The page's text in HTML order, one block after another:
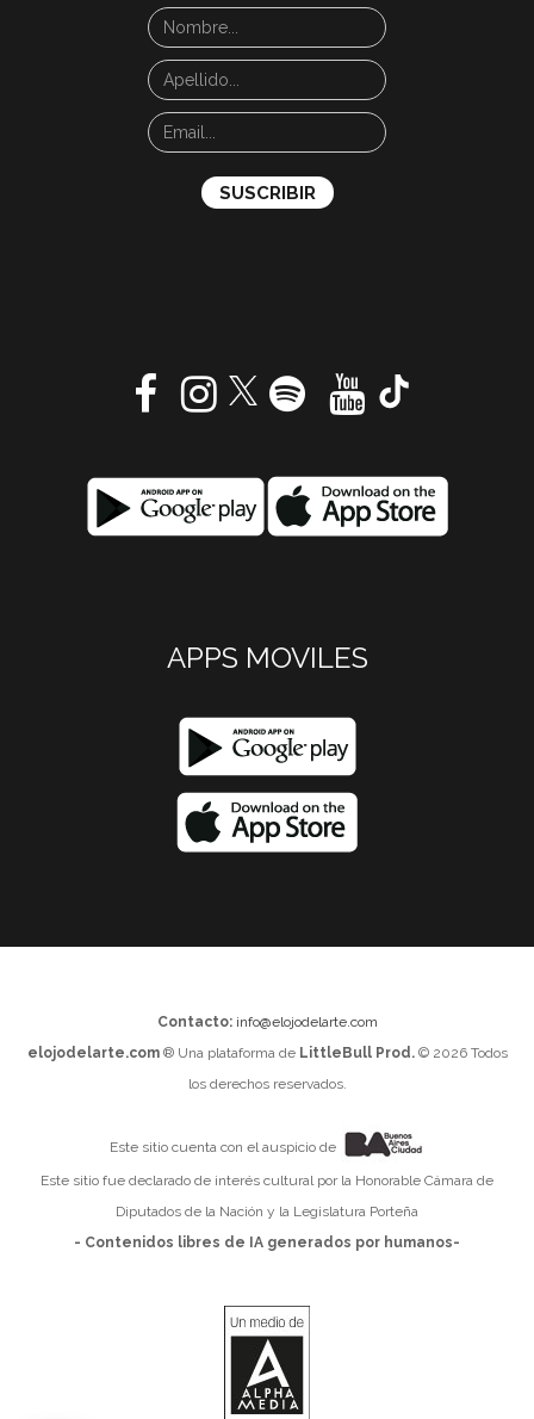
APPS MOVILES
Contacto: info@elojodelarte.com
elojodelarte.com® Una plataforma de LittleBull Prod.© 2026 Todos
los derechos reservados.
Este sitio cuenta con el auspicio de
Este sitio fue declarado de interés cultural por la Honorable Cámara de
Diputados de la Nación y la Legislatura Porteña
- Contenidos libres de IA generados por humanos-